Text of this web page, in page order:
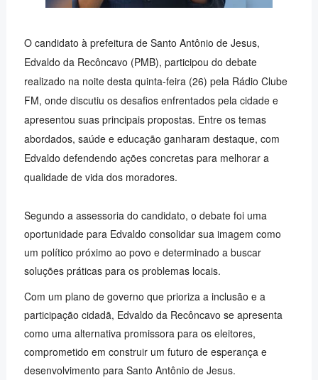
O candidato à prefeitura de Santo Antônio de Jesus,
Edvaldo da Recôncavo (PMB), participou do debate
realizado na noite desta quinta-feira (26) pela Rádio Clube
FM, onde discutiu os desafios enfrentados pela cidade e
apresentou suas principais propostas. Entre os temas
abordados, saúde e educação ganharam destaque, com
Edvaldo defendendo ações concretas para melhorar a
qualidade de vida dos moradores.
Segundo a assessoria do candidato, o debate foi uma
oportunidade para Edvaldo consolidar sua imagem como
um político próximo ao povo e determinado a buscar
soluções práticas para os problemas locais.
Com um plano de governo que prioriza a inclusão e a
participação cidadã, Edvaldo da Recôncavo se apresenta
como uma alternativa promissora para os eleitores,
comprometido em construir um futuro de esperança e
desenvolvimento para Santo Antônio de Jesus.